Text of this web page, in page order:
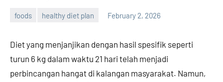
foods healthy diet plan February 2, 2026
Diet yang menjanjikan dengan hasil spesifik seperti
turun 6 kg dalam waktu 21 hari telah menjadi
perbincangan hangat di kalangan masyarakat. Namun,